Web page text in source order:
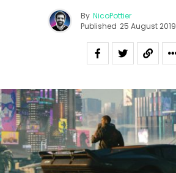
By NicoPottier
Published 25 August 2019